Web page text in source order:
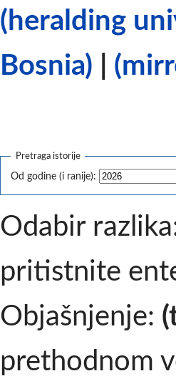
(heralding
Bosnia)
Pretraga istorije
Od godine (i ranije):
Odabir
pritistnite
Objašnjenje:
prethodnom